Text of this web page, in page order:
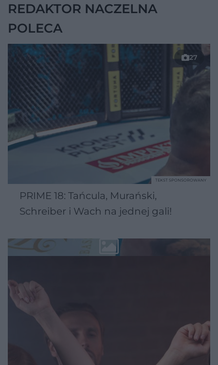
REDAKTOR NACZELNA
POLECA
27
PRIME 18: Tańcula, Murański,
Schreiber i Wach na jednej gali!
TEKST SPONSOROWANY